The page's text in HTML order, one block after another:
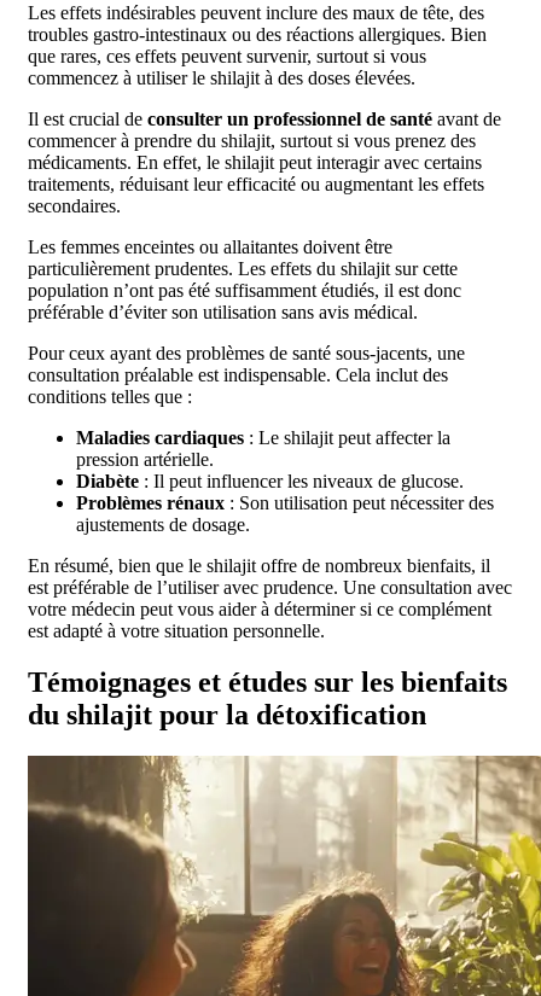
Les effets indésirables peuvent inclure des maux de tête, des
troubles gastro-intestinaux ou des réactions allergiques. Bien
que rares, ces effets peuvent survenir, surtout si vous
commencez à utiliser le shilajit à des doses élevées.
Il est crucial de consulter un professionnel de santé avant de
commencer à prendre du shilajit, surtout si vous prenez des
médicaments. En effet, le shilajit peut interagir avec certains
traitements, réduisant leur efficacité ou augmentant les effets
secondaires.
Les femmes enceintes ou allaitantes doivent être
particulièrement prudentes. Les effets du shilajit sur cette
population n’ont pas été suffisamment étudiés, il est donc
préférable d’éviter son utilisation sans avis médical.
Pour ceux ayant des problèmes de santé sous-jacents, une
consultation préalable est indispensable. Cela inclut des
conditions telles que :
Maladies cardiaques : Le shilajit peut affecter la
pression artérielle.
Diabète : Il peut influencer les niveaux de glucose.
Problèmes rénaux : Son utilisation peut nécessiter des
ajustements de dosage.
En résumé, bien que le shilajit offre de nombreux bienfaits, il
est préférable de l’utiliser avec prudence. Une consultation avec
votre médecin peut vous aider à déterminer si ce complément
est adapté à votre situation personnelle.
Témoignages et études sur les bienfaits
du shilajit pour la détoxification